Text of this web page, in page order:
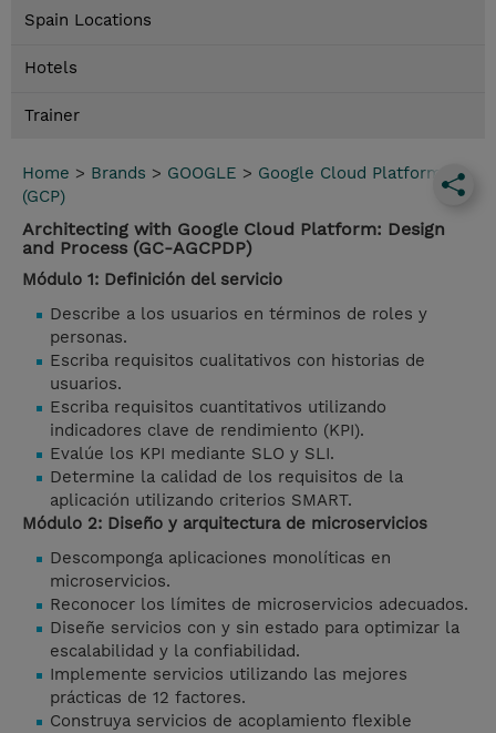
Spain Locations
Hotels
Trainer
Home > Brands > GOOGLE > Google Cloud Platform
(GCP)
Architecting with Google Cloud Platform: Design
and Process (GC-AGCPDP)
Módulo 1: Definición del servicio
Describe a los usuarios en términos de roles y
personas.
Escriba requisitos cualitativos con historias de
usuarios.
Escriba requisitos cuantitativos utilizando
indicadores clave de rendimiento (KPI).
Evalúe los KPI mediante SLO y SLI.
Determine la calidad de los requisitos de la
aplicación utilizando criterios SMART.
Módulo 2: Diseño y arquitectura de microservicios
Descomponga aplicaciones monolíticas en
microservicios.
Reconocer los límites de microservicios adecuados.
Diseñe servicios con y sin estado para optimizar la
escalabilidad y la confiabilidad.
Implemente servicios utilizando las mejores
prácticas de 12 factores.
Construya servicios de acoplamiento flexible